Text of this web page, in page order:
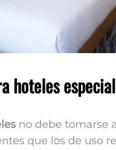
hoteles
no debe tomarse
que los de uso